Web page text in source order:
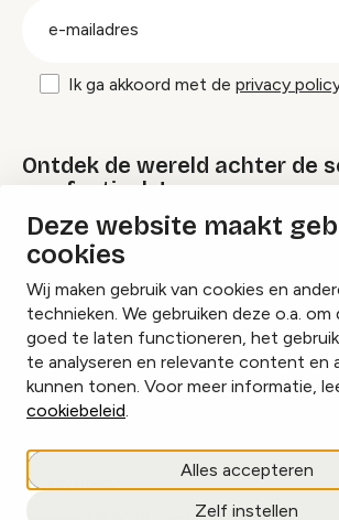
Deze website maakt
cookies
Wij maken gebruik van cookies en
technieken. We gebruiken deze o.a.
goed te laten functioneren, het
te analyseren en relevante content en
kunnen tonen. Voor meer informatie,
cookiebeleid.
Alles accepteren
Zelf instellen
Ik ga akkoord met de privacy
Ontdek de wereld achter de
van festivals!
Lees onze Festival Specials
InstagramFacebookLinkedIn
Cookies beheren
Privacy policy